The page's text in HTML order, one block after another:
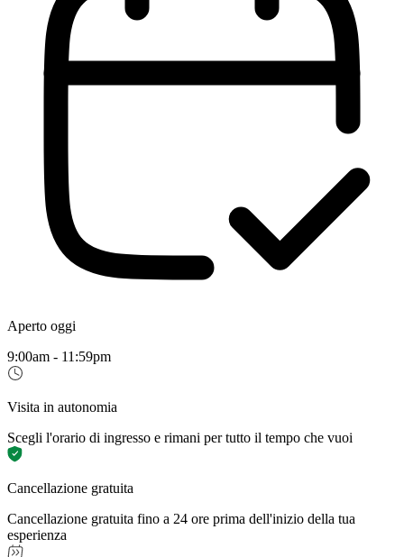
Aperto oggi
9:00am - 11:59pm
Visita in autonomia
Scegli l'orario di ingresso e rimani per tutto il tempo che vuoi
Cancellazione gratuita
Cancellazione gratuita fino a 24 ore prima dell'inizio della tua
esperienza